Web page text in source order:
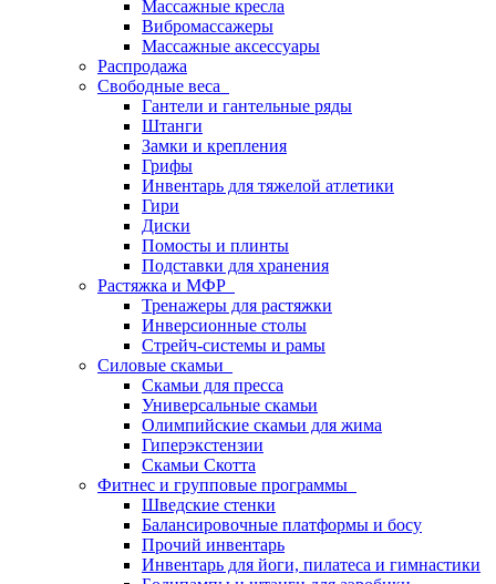
Массажные кресла
Вибромассажеры
Массажные аксессуары
Распродажа
Свободные веса
Гантели и гантельные ряды
Штанги
Замки и крепления
Грифы
Инвентарь для тяжелой атлетики
Гири
Диски
Помосты и плинты
Подставки для хранения
Растяжка и МФР
Тренажеры для растяжки
Инверсионные столы
Стрейч-системы и рамы
Силовые скамьи
Скамьи для пресса
Универсальные скамьи
Олимпийские скамьи для жима
Гиперэкстензии
Скамьи Скотта
Фитнес и групповые программы
Шведские стенки
Балансировочные платформы и босу
Прочий инвентарь
Инвентарь для йоги, пилатеса и гимнастики